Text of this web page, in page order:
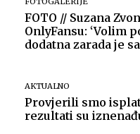
FOTO // Suzana
OnlyFansu: ‘Volim
dodatna zarada je
AKTUALNO
Provjerili smo
rezultati su